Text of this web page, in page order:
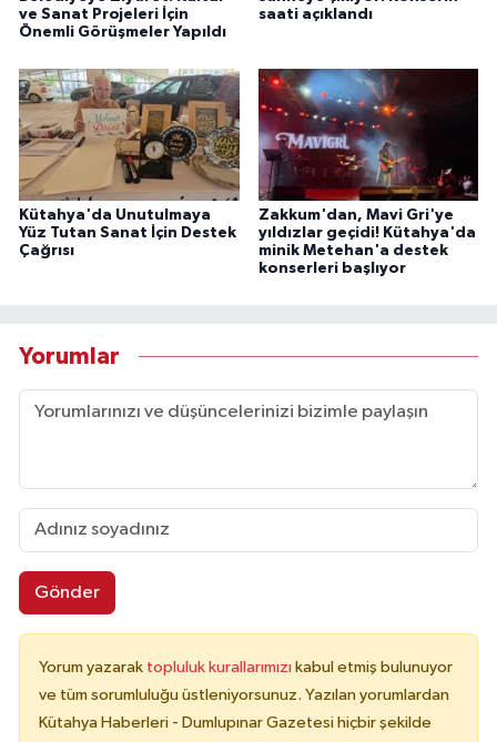
ve Sanat Projeleri İçin
Önemli Görüşmeler Yapıldı
saati açıklandı
Kütahya'da Unutulmaya
Yüz Tutan Sanat İçin Destek
Çağrısı
Zakkum'dan, Mavi Gri'ye
yıldızlar geçidi! Kütahya'da
minik Metehan'a destek
konserleri başlıyor
Yorumlar
Gönder
Yorum yazarak topluluk kurallarımızı kabul etmiş bulunuyor
ve tüm sorumluluğu üstleniyorsunuz. Yazılan yorumlardan
Kütahya Haberleri - Dumlupınar Gazetesi hiçbir şekilde